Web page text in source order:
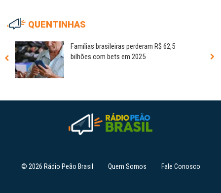
QUENTINHAS
Famílias brasileiras perderam R$ 62,5
bilhões com bets em 2025
© 2026 Rádio Peão Brasil Quem Somos Fale Conosco